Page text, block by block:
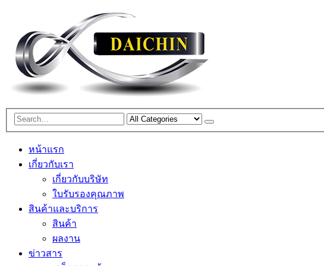
หน้าแรก
เกี่ยวกับเรา
เกี่ยวกับบริษัท
ใบรับรองคุณภาพ
สินค้าและบริการ
สินค้า
ผลงาน
ข่าวสาร